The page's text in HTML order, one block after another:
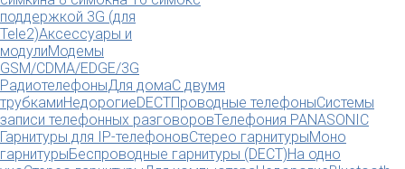
поддержкой 3G (для
Tele2)Аксессуары и
модулиМодемы
GSM/CDMA/EDGE/3G
РадиотелефоныДля домаС двумя
трубкамиНедорогиеDECTПроводные телефоныСистемы
записи телефонных разговоровТелефония PANASONIC
Гарнитуры для IP-телефоновСтерео гарнитурыМоно
гарнитурыБеспроводные гарнитуры (DECT)На одно